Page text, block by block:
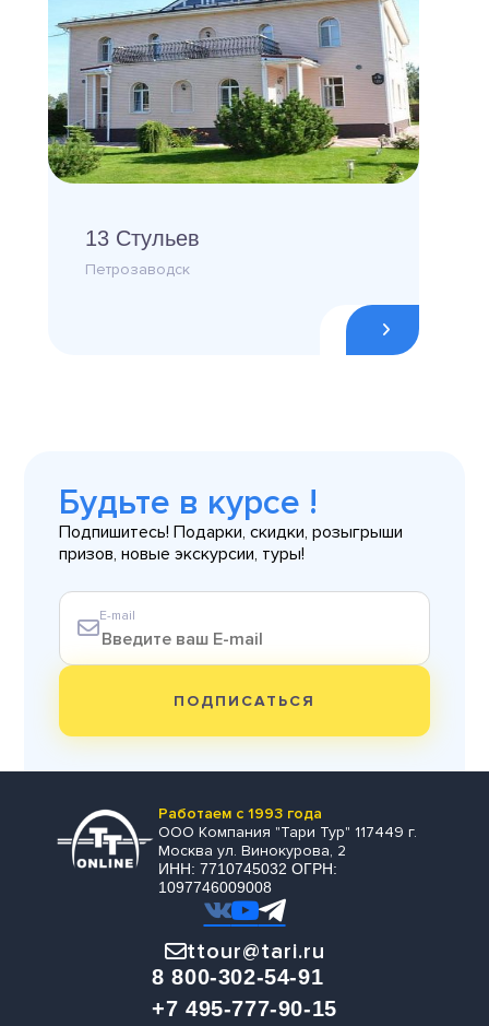
13 Стульев
Петрозаводск
Будьте в курсе !
Подпишитесь! Подарки, скидки, розыгрыши
призов, новые экскурсии, туры!
E-mail
ПОДПИСАТЬСЯ
Работаем с 1993 года
ООО Компания "Тари Тур" 117449 г.
Москва ул. Винокурова, 2
ИНН: 7710745032 ОГРН:
1097746009008
ttour@tari.ru
8 800-302-54-91
+7 495-777-90-15